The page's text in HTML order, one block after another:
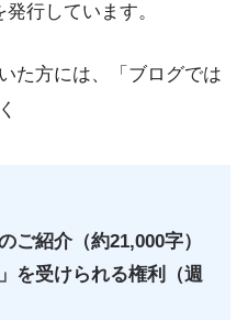
行しています。
た方には、「ブログでは
ご紹介（約21,000字）
を受けられる権利（週